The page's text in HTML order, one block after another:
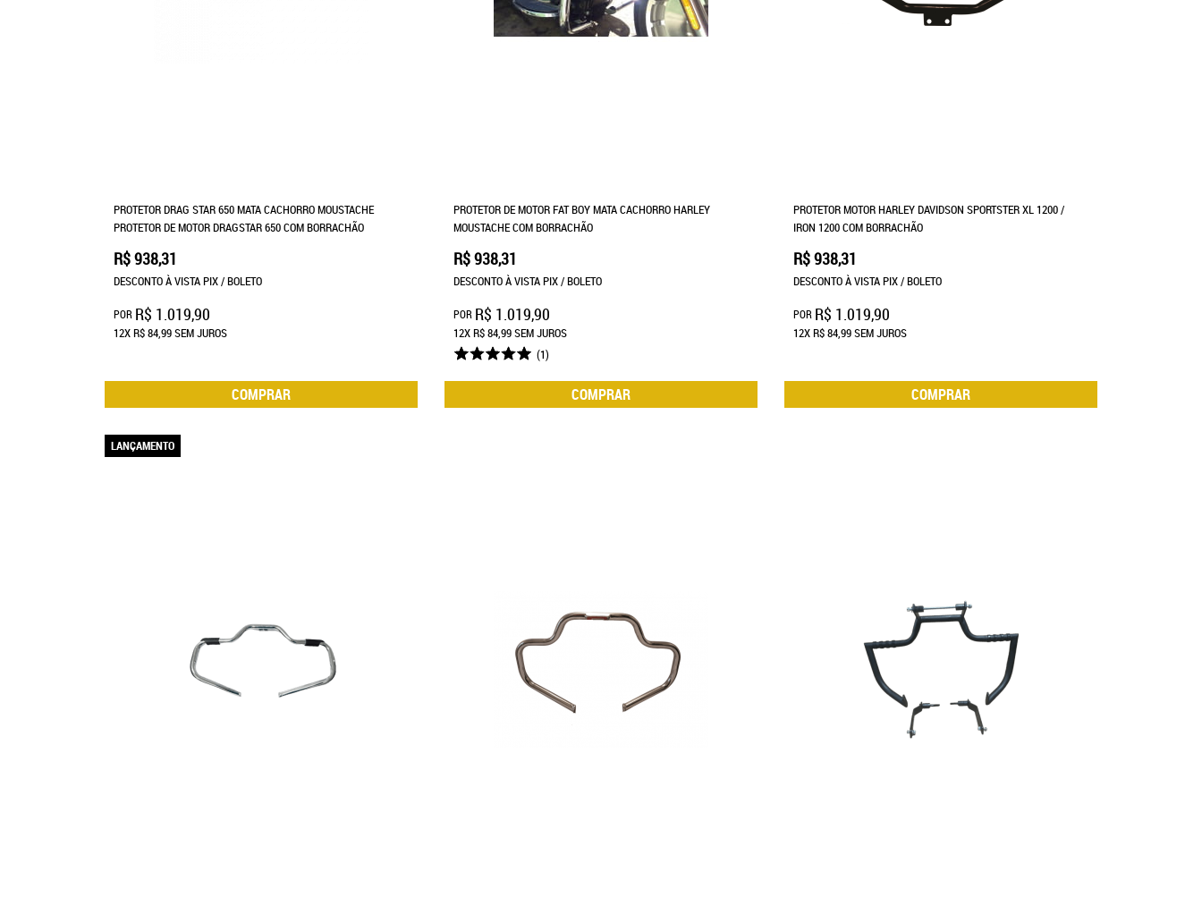
PROTETOR DRAG STAR 650 MATA CACHORRO MOUSTACHE
PROTETOR DE MOTOR DRAGSTAR 650 COM BORRACHÃO
POR R$ 1.019,90
R$ 938,31
DESCONTO À VISTA PIX / BOLETO
12XR$ 84,99SEM JUROS
COMPRAR
PROTETOR DE MOTOR FAT BOY MATA CACHORRO HARLEY
MOUSTACHE COM BORRACHÃO
POR R$ 1.019,90
R$ 938,31
DESCONTO À VISTA PIX / BOLETO
12XR$ 84,99SEM JUROS
(1)
COMPRAR
PROTETOR MOTOR HARLEY DAVIDSON SPORTSTER XL 1200 /
IRON 1200 COM BORRACHÃO
POR R$ 1.019,90
R$ 938,31
DESCONTO À VISTA PIX / BOLETO
12XR$ 84,99SEM JUROS
COMPRAR
LANÇAMENTO